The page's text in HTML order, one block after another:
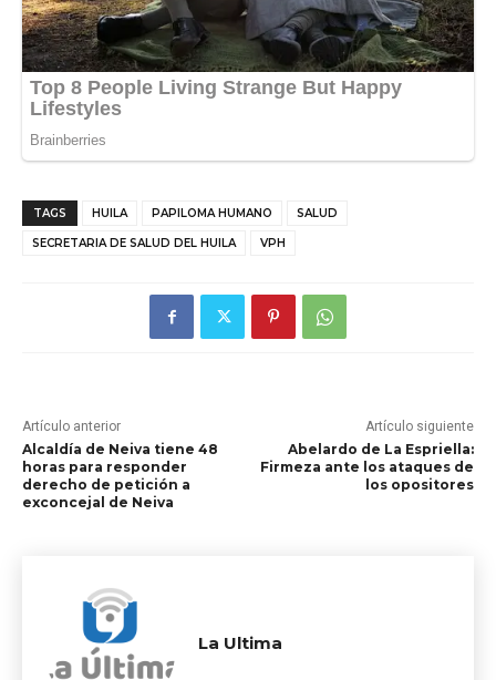
TAGS HUILA PAPILOMA HUMANO SALUD
SECRETARIA DE SALUD DEL HUILA VPH
Artículo anterior
Alcaldía de Neiva tiene 48
horas para responder
derecho de petición a
exconcejal de Neiva
Artículo siguiente
Abelardo de La Espriella:
Firmeza ante los ataques de
los opositores
La Ultima